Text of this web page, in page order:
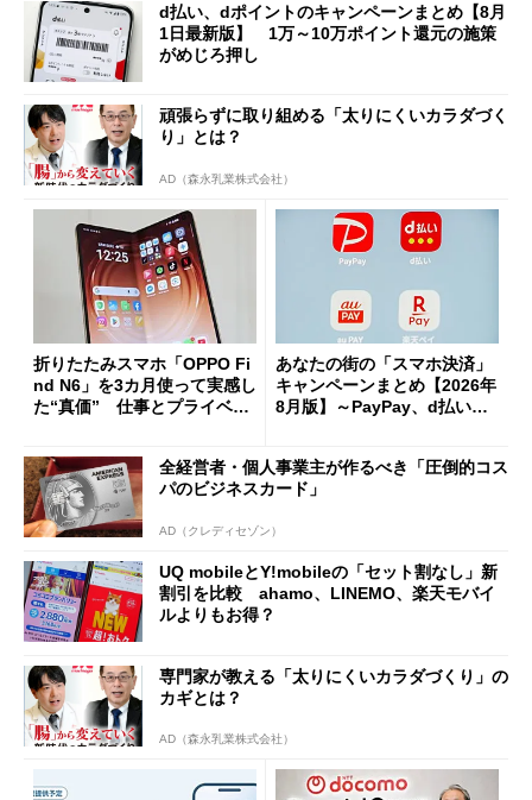
d払い、dポイントのキャンペーンまとめ【8月
1日最新版】 1万～10万ポイント還元の施策
がめじろ押し
頑張らずに取り組める「太りにくいカラダづく
り」とは？
AD（森永乳業株式会社）
折りたたみスマホ「OPPO Fi
nd N6」を3カ月使って実感し
た“真価” 仕事とプライベー
あなたの街の「スマホ決済」
キャンペーンまとめ【2026年
8月版】～PayPay、d払い、a
全経営者・個人事業主が作るべき「圧倒的コス
パのビジネスカード」
AD（クレディセゾン）
UQ mobileとY!mobileの「セット割なし」新
割引を比較 ahamo、LINEMO、楽天モバイ
ルよりもお得？
専門家が教える「太りにくいカラダづくり」の
カギとは？
AD（森永乳業株式会社）